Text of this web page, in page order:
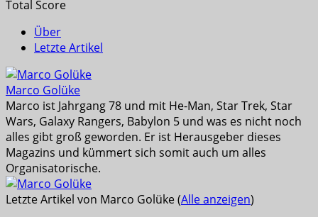
Total Score
Über
Letzte Artikel
Marco Golüke
Marco ist Jahrgang 78 und mit He-Man, Star Trek, Star
Wars, Galaxy Rangers, Babylon 5 und was es nicht noch
alles gibt groß geworden. Er ist Herausgeber dieses
Magazins und kümmert sich somit auch um alles
Organisatorische.
Letzte Artikel von Marco Golüke(Alle anzeigen)